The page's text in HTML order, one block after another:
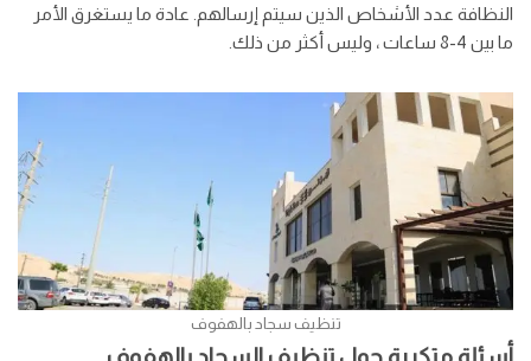
النظافة عدد الأشخاص الذين سيتم إرسالهم. عادة ما يستغرق الأمر
ما بين 4-8 ساعات ، وليس أكثر من ذلك.
تنظيف سجاد بالهفوف